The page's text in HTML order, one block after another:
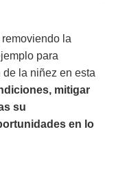
removiendo la
para
la niñez en esta
mitigar
su
en lo